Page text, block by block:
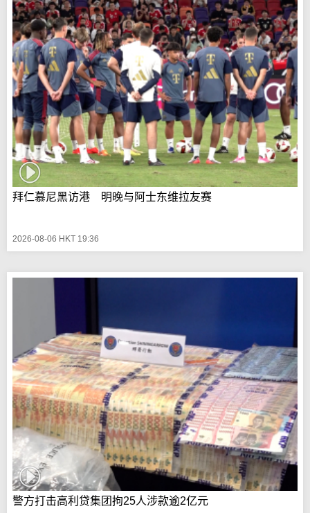
拜仁慕尼黑访港 明晚与阿士东维拉友赛
2026-08-06 HKT 19:36
警方打击高利贷集团拘25人涉款逾2亿元